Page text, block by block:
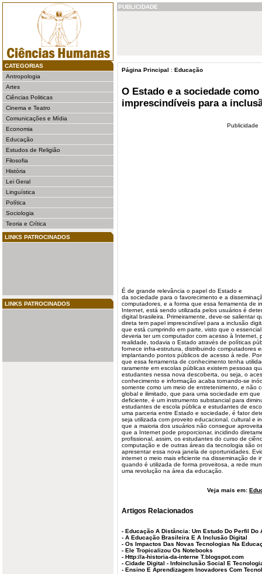
CATEGORIAS
Antropologia
Artes
Ciências Politicas
Cinema e Teatro
Comunicações e Mídia
Economia
Educação
Estudos de Religião
Filosofia
História
Lei Geral
Linguística
Política
Sociologia
Teoria e Crítica
LINKS PATROCINADOS
LINKS PATROCINADOS
PUBLICIDADE
Página Principal : Educação
O Estado e a sociedade
imprescindíveis para a
Publicidade
É de grande relevância o papel do Estado e
da sociedade para o favorecimento e a
computadores , e a forma que essa ferramenta de
Internet, está sendo utilizada pelos usuários é
digital brasileira . Primeiramente, deve-se salientar
direta tem papel imprescindível para a inclusão
que está cumprindo em parte, visto que o
deveria ter um computador com acesso à Internet,
realidade, todavia o Estado através de políticas
fornece infra-estrutura, distribuindo computadores
implantando pontos públicos de acesso à rede.
que essa ferramenta de conhecimento tenha
raramente em escolas públicas existem pessoas
estudantes nessa nova descoberta, ou seja, o
conhecimento e informação acaba tornando-se
somente como um meio de entretenimento, e não
global e ilimitado, que para uma sociedade em
deficiente, é um instrumento substancial para
estudantes de escola pública e estudantes de
uma parceria entre Estado e sociedade, é fator
seja utilizada com proveito educacional, cultural e
que a maioria dos usuários não consegue
que a Internet pode proporcionar, incidindo
profissional, assim, os estudantes do curso de
computação e de outras áreas da tecnologia são
apresentar essa nova janela de oportunidades.
internet o meio mais eficiente na disseminação de
quando é utilizada de forma proveitosa, a rede
uma revolução na área da educação.
Veja mais em:
Artigos Relacionados
- Educação A Distância: Um Estudo Do Perfil Do
- A Educação Brasileira E A Inclusão Digital
- Os Impactos Das Novas Tecnologias Na
- Ele Tropicalizou Os Notebooks
- Http://a-historia-da-interne T.blogspot.com
- Cidade Digital - Infoinclusão Social E
- Ensino E Aprendizagem Inovadores Com